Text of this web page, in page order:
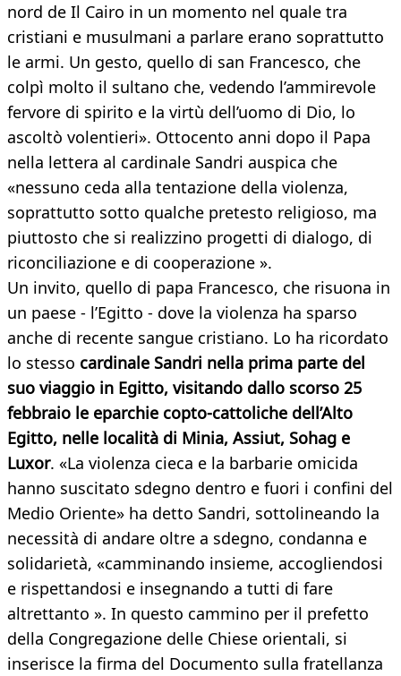
nord de Il Cairo in un momento nel quale tra
cristiani e musulmani a parlare erano soprattutto
le armi. Un gesto, quello di san Francesco, che
colpì molto il sultano che, vedendo l’ammirevole
fervore di spirito e la virtù dell’uomo di Dio, lo
ascoltò volentieri». Ottocento anni dopo il Papa
nella lettera al cardinale Sandri auspica che
«nessuno ceda alla tentazione della violenza,
soprattutto sotto qualche pretesto religioso, ma
piuttosto che si realizzino progetti di dialogo, di
riconciliazione e di cooperazione ».
Un invito, quello di papa Francesco, che risuona in
un paese - l’Egitto - dove la violenza ha sparso
anche di recente sangue cristiano. Lo ha ricordato
lo stesso cardinale Sandri nella prima parte del
suo viaggio in Egitto, visitando dallo scorso 25
febbraio le eparchie copto-cattoliche dell’Alto
Egitto, nelle località di Minia, Assiut, Sohag e
Luxor. «La violenza cieca e la barbarie omicida
hanno suscitato sdegno dentro e fuori i confini del
Medio Oriente» ha detto Sandri, sottolineando la
necessità di andare oltre a sdegno, condanna e
solidarietà, «camminando insieme, accogliendosi
e rispettandosi e insegnando a tutti di fare
altrettanto ». In questo cammino per il prefetto
della Congregazione delle Chiese orientali, si
inserisce la firma del Documento sulla fratellanza